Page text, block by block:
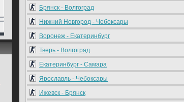
Брянск - Волгоград
Нижний Новгород - Чебоксары
Воронеж - Екатеринбург
Тверь - Волгоград
Екатеринбург - Самара
Ярославль - Чебоксары
Ижевск - Брянск